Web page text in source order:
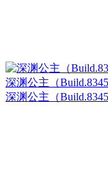
深渊公主（
深渊公主（